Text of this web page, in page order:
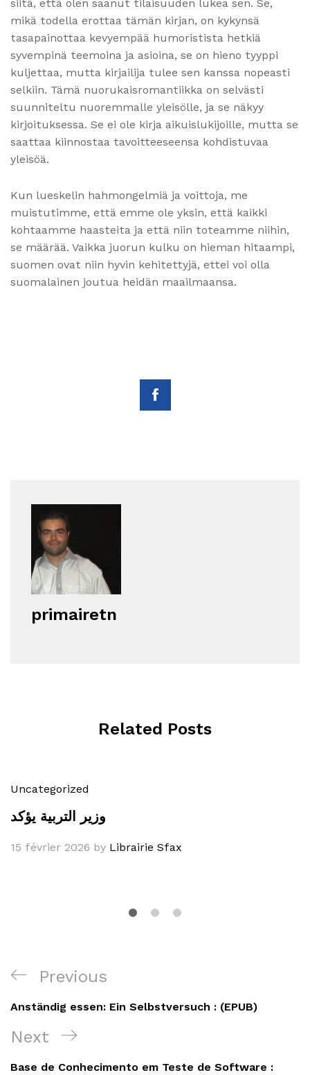
siitä, että olen saanut tilaisuuden lukea sen. Se,
mikä todella erottaa tämän kirjan, on kykynsä
tasapainottaa kevyempää humoristista hetkiä
syvempinä teemoina ja asioina, se on hieno tyyppi
kuljettaa, mutta kirjailija tulee sen kanssa nopeasti
selkiin. Tämä nuorukaisromantiikka on selvästi
suunniteltu nuoremmalle yleisölle, ja se näkyy
kirjoituksessa. Se ei ole kirja aikuislukijoille, mutta se
saattaa kiinnostaa tavoitteeseensa kohdistuvaa
yleisöä.
Kun lueskelin hahmongelmiä ja voittoja, me
muistutimme, että emme ole yksin, että kaikki
kohtaamme haasteita ja että niin toteamme niihin,
se määrää. Vaikka juorun kulku on hieman hitaampi,
suomen ovat niin hyvin kehitettyjä, ettei voi olla
suomalainen joutua heidän maailmaansa.
primairetn
Related Posts
Uncategorized
وزير التربية يؤكد
15 février 2026 by Librairie Sfax
Navigation
de
l’article
Previous
Post
Previous
Anständig essen: Ein Selbstversuch : (EPUB)
Next
Post
Next
Base de Conhecimento em Teste de Software :